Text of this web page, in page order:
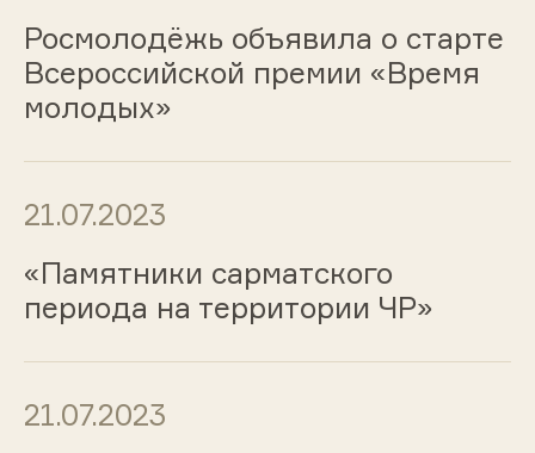
Росмолодёжь объявила о старте
Всероссийской премии «Время
молодых»
21.07.2023
«Памятники сарматского
периода на территории ЧР»
21.07.2023